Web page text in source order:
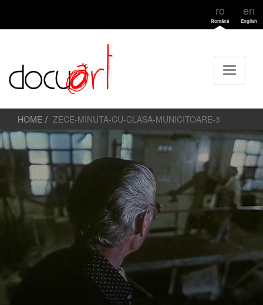
ro
Română
en
English
HOME ZECE-MINUTA-CU-CLASA-MUNICITOARE-3